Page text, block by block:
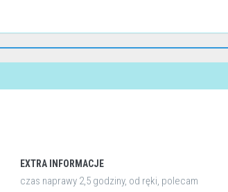
EXTRA INFORMACJE
czas naprawy 2,5 godziny, od ręki, polecam